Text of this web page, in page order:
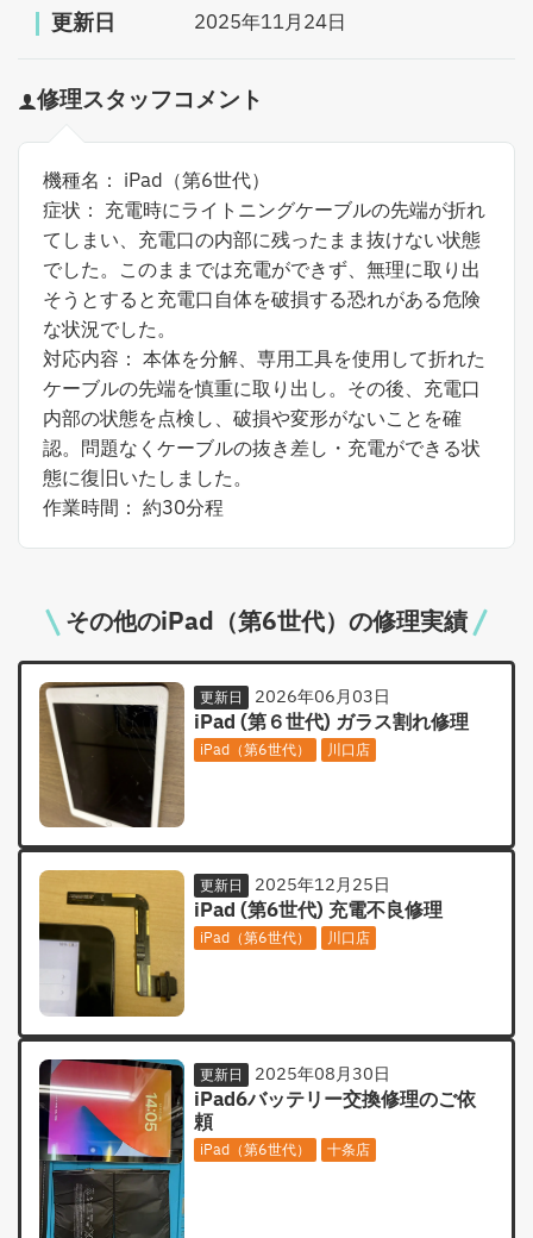
更新日 2025年11月24日
修理スタッフコメント
機種名： iPad（第6世代）
症状： 充電時にライトニングケーブルの先端が折れ
てしまい、充電口の内部に残ったまま抜けない状態
でした。このままでは充電ができず、無理に取り出
そうとすると充電口自体を破損する恐れがある危険
な状況でした。
対応内容： 本体を分解、専用工具を使用して折れた
ケーブルの先端を慎重に取り出し。その後、充電口
内部の状態を点検し、破損や変形がないことを確
認。問題なくケーブルの抜き差し・充電ができる状
態に復旧いたしました。
作業時間： 約30分程
その他のiPad（第6世代）の修理実績
更新日 2026年06月03日
iPad (第６世代) ガラス割れ修理
iPad（第6世代） 川口店
更新日 2025年12月25日
iPad (第6世代) 充電不良修理
iPad（第6世代） 川口店
更新日 2025年08月30日
iPad6バッテリー交換修理のご依
頼
iPad（第6世代） 十条店